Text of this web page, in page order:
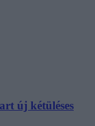
új kétüléses